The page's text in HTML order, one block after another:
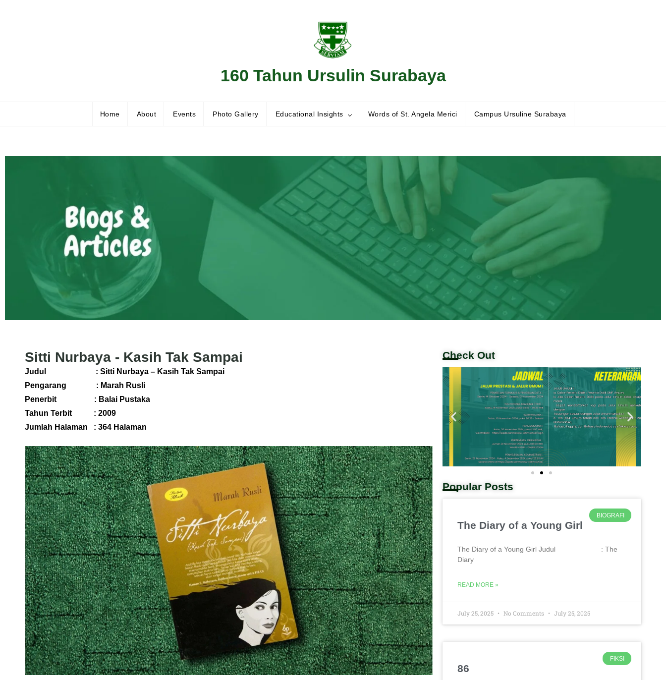
160 Tahun Ursulin Surabaya
Home About Events Photo Gallery Educational Insights Words of St. Angela Merici Campus Ursuline Surabaya
Sitti Nurbaya - Kasih Tak Sampai
Judul : Sitti Nurbaya – Kasih Tak Sampai
Pengarang : Marah Rusli
Penerbit : Balai Pustaka
Tahun Terbit : 2009
Jumlah Halaman : 364 Halaman
Check Out
Popular Posts
BIOGRAFI
The Diary of a Young Girl
The Diary of a Young Girl Judul : The
Diary
READ MORE »
July 25, 2025 No Comments July 25, 2025
FIKSI
86